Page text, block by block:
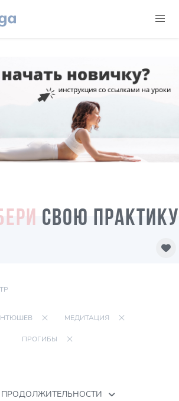
СВОЮ ПРАКТИКУ
МЕДИТАЦИЯ
ПРОГИБЫ
ПРОДОЛЖИТЕЛЬНОСТИ